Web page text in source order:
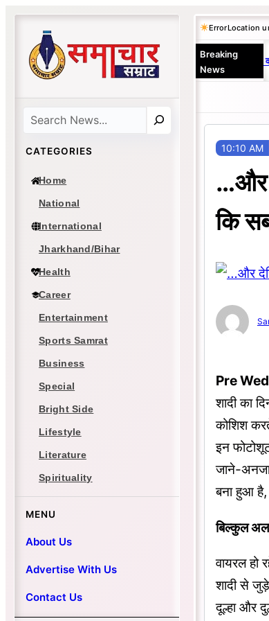
Skip
content
Search
CATEGORIES
Home
National
International
Jharkhand/Bihar
Health
Career
Entertainment
Sports Samrat
Business
Special
Bright Side
Lifestyle
Literature
Spirituality
MENU
About Us
Advertise With Us
Contact Us
ErrorLocation
Breaking
News
25 वर्षों से एकछत्र मनोज-विनय राज : जानें
10:10 AM
…और
कि
Pre
शादी का
कोशिश
इन
जाने-
बना हुआ है,
बिल्कुल
वायरल
शादी से
दूल्हा और